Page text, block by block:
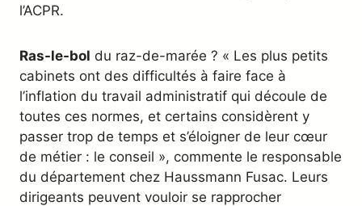
l’ACPR.
Ras-le-bol du raz-de-marée ? « Les plus petits
cabinets ont des difficultés à faire face à
l’inflation du travail administratif qui découle de
toutes ces normes, et certains considèrent y
passer trop de temps et s’éloigner de leur cœur
de métier : le conseil », commente le responsable
du département chez Haussmann Fusac. Leurs
dirigeants peuvent vouloir se rapprocher